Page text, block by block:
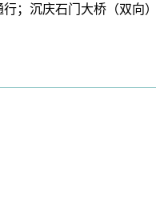
；沉庆石门大桥（双向